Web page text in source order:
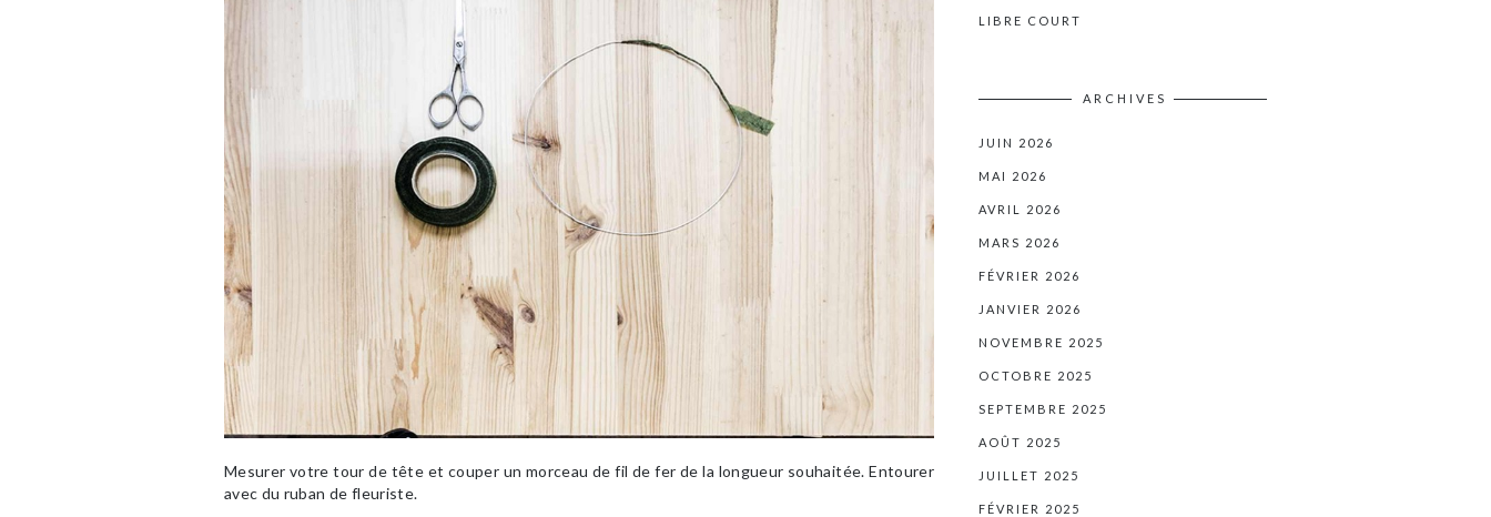
Mesurer votre tour de tête et couper un morceau de fil de fer de la longueur souhaitée. Entourer
avec du ruban de fleuriste.
LIBRE COURT
ARCHIVES
JUIN 2026
MAI 2026
AVRIL 2026
MARS 2026
FÉVRIER 2026
JANVIER 2026
NOVEMBRE 2025
OCTOBRE 2025
SEPTEMBRE 2025
AOÛT 2025
JUILLET 2025
FÉVRIER 2025